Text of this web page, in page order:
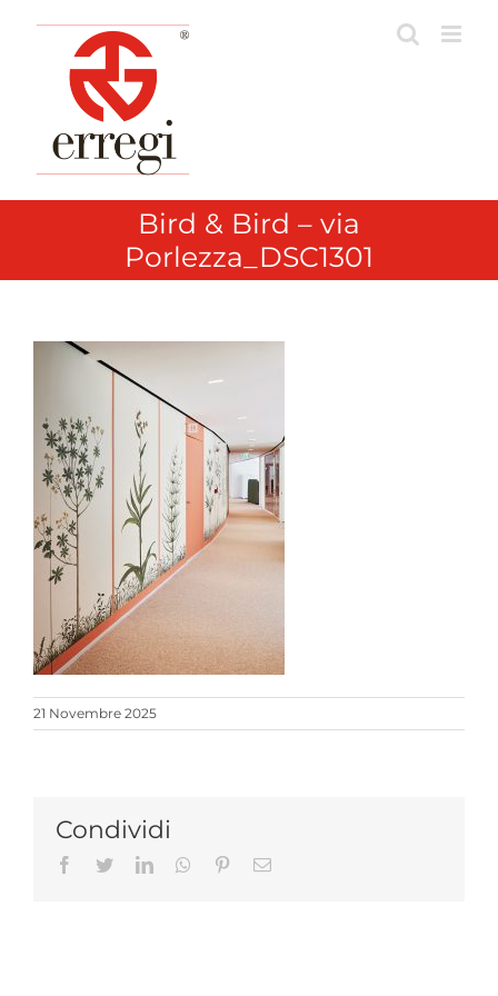
content
Bird & Bird – via
Porlezza_DSC1301
21 Novembre 2025
Condividi
Facebook
TwitterLinkedInWhatsappPinterestEmail